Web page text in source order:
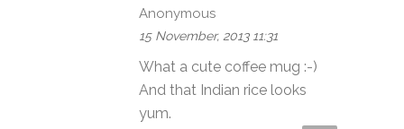
Anonymous
15 November, 2013 11:31
What a cute coffee mug :-)
And that Indian rice looks
yum.